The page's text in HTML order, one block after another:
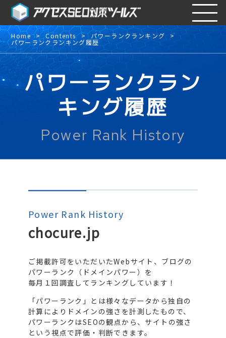
Home Contents パワーランクランキング
パワーランクランキング履歴
パワーランクラン
キング履歴
Power Rank History
Power Rank History
chocure.jp
ご掲載許可をいただいたWebサイト、ブログの
パワーランク（ドメインパワー）を
毎月１回調査してランキングしています！
「パワーランク」とは様々なデータから独自の
計算によりドメインの強さを計測したもので、
パワーランクはSEOの観点から、サイトの強さ
という視点で評価・判断できます。